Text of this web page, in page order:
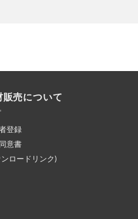
販売について
登録
意書
ロードリンク)